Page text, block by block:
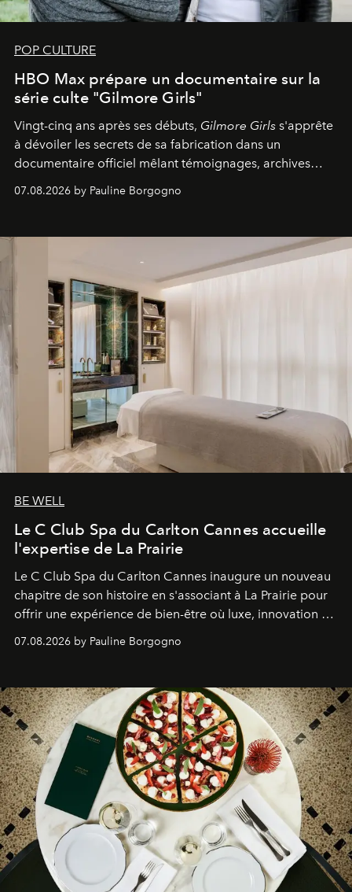
POP CULTURE
HBO Max prépare un documentaire sur la
série culte "Gilmore Girls"
Vingt-cinq ans après ses débuts, Gilmore Girls s'apprête
à dévoiler les secrets de sa fabrication dans un
documentaire officiel mêlant témoignages, archives
inédites et plongée dans les coulisses d'un phénomène
générationnel.
07.08.2026 by Pauline Borgogno
BE WELL
Le C Club Spa du Carlton Cannes accueille
l'expertise de La Prairie
Le C Club Spa du Carlton Cannes inaugure un nouveau
chapitre de son histoire en s'associant à La Prairie pour
offrir une expérience de bien-être où luxe, innovation et
expertise se rencontrent.
07.08.2026 by Pauline Borgogno